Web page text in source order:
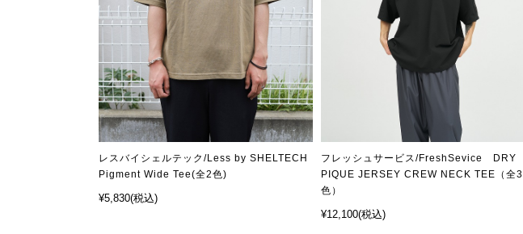
レスバイシェルテック/Less by SHELTECH
Pigment Wide Tee(全2色)
¥5,830(税込)
フレッシュサービス/FreshSevice DRY
PIQUE JERSEY CREW NECK TEE（全3
色）
¥12,100(税込)